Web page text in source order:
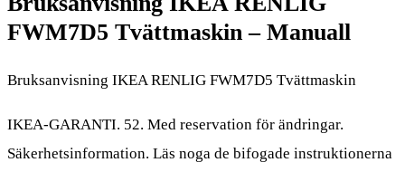
FWM7D5 Tvättmaskin – Manuall
Bruksanvisning IKEA RENLIG FWM7D5 Tvättmaskin
IKEA-GARANTI. 52. Med reservation för ändringar.
Säkerhetsinformation. Läs noga de bifogade instruktionerna